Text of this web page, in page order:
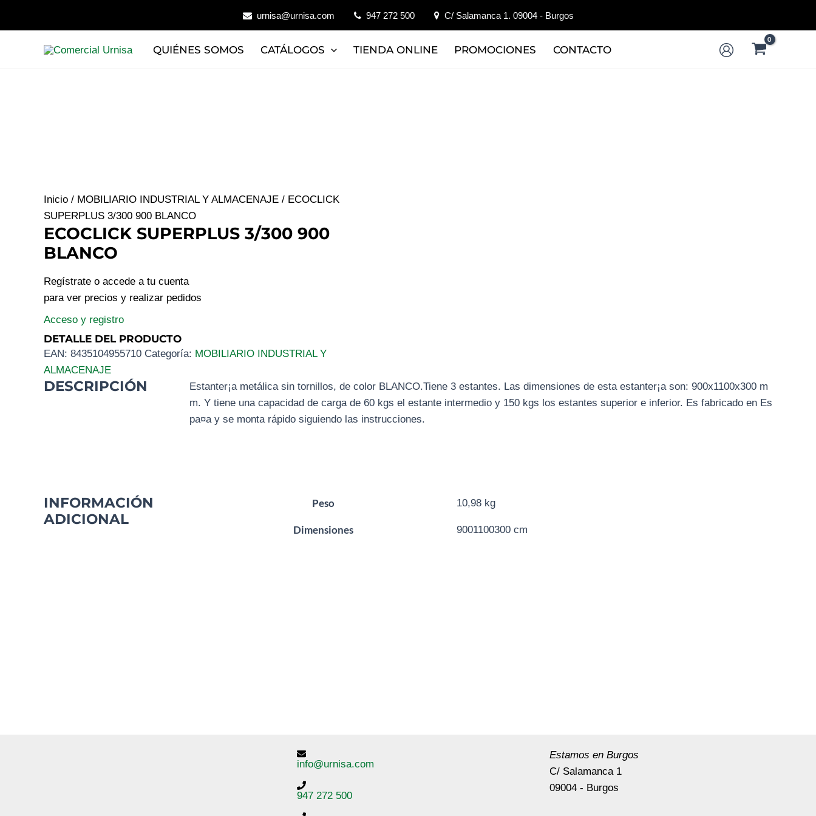
urnisa@urnisa.com 947 272 500 C/ Salamanca 1. 09004 - Burgos
QUIÉNES SOMOS CATÁLOGOS TIENDA ONLINE PROMOCIONES CONTACTO
Inicio / MOBILIARIO INDUSTRIAL Y ALMACENAJE / ECOCLICK
SUPERPLUS 3/300 900 BLANCO
ECOCLICK SUPERPLUS 3/300 900
BLANCO
Regístrate o accede a tu cuenta
para ver precios y realizar pedidos
Acceso y registro
DETALLE DEL PRODUCTO
EAN: 8435104955710 Categoría: MOBILIARIO INDUSTRIAL Y
ALMACENAJE
DESCRIPCIÓN
Estanter¡a metálica sin tornillos, de color BLANCO.Tiene 3 estantes. Las dimensiones de esta estanter¡a son: 900x1100x300 m
m. Y tiene una capacidad de carga de 60 kgs el estante intermedio y 150 kgs los estantes superior e inferior. Es fabricado en Es
pa¤a y se monta rápido siguiendo las instrucciones.
INFORMACIÓN
ADICIONAL
Peso 10,98 kg
Dimensiones 9001100300 cm
info@urnisa.com
947 272 500
Estamos en Burgos
C/ Salamanca 1
09004 - Burgos